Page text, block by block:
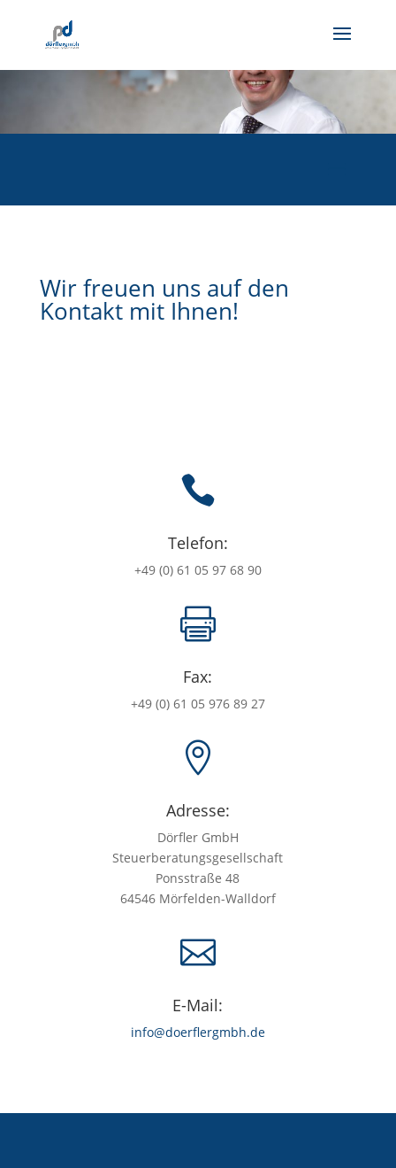
Wir freuen uns auf den
Kontakt mit Ihnen!

Telefon:
+49 (0) 61 05 97 68 90

Fax:
+49 (0) 61 05 976 89 27

Adresse:
Dörfler GmbH
Steuerberatungsgesellschaft
Ponsstraße 48
64546 Mörfelden-Walldorf

E-Mail:
info@doerflergmbh.de